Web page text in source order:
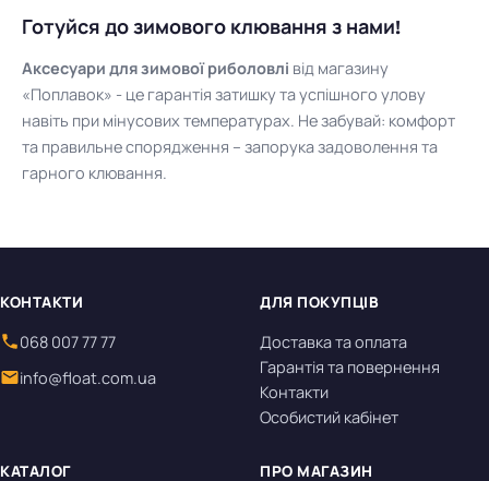
Готуйся до зимового клювання з нами!
Аксесуари для зимової риболовлі від магазину
«Поплавок» - це гарантія затишку та успішного улову
навіть при мінусових температурах. Не забувай: комфорт
та правильне спорядження – запорука задоволення та
гарного клювання.
КОНТАКТИ
068 007 77 77
info@float.com.ua
ДЛЯ ПОКУПЦІВ
Доставка та оплата
Гарантія та повернення
Контакти
Особистий кабінет
КАТАЛОГ ПРО МАГАЗИН